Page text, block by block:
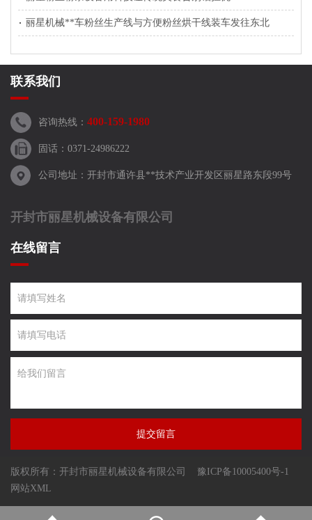
丽星机械**车粉丝生产线与方便粉丝烘干线装车发往东北
联系我们
咨询热线： 400-159-1980
固话：0371-24986222
公司地址：开封市通许县**技术产业开发区丽星路东段99号
开封市丽星机械设备有限公司
在线留言
提交留言
版权所有：开封市丽星机械设备有限公司
豫ICP备10005400号-1
网站XML